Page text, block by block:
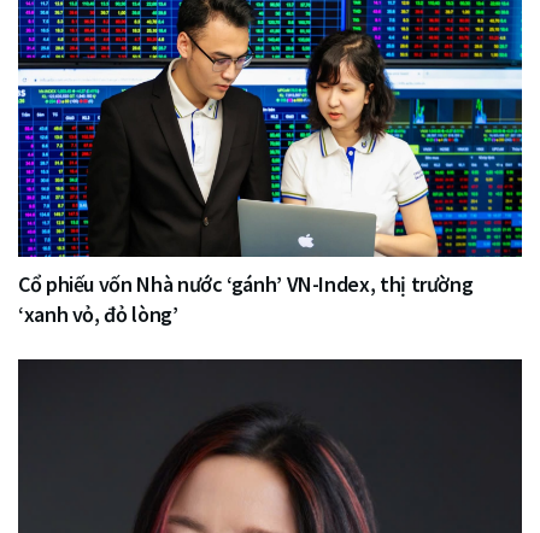
Cổ phiếu vốn Nhà nước ‘gánh’ VN-Index, thị trường
‘xanh vỏ, đỏ lòng’